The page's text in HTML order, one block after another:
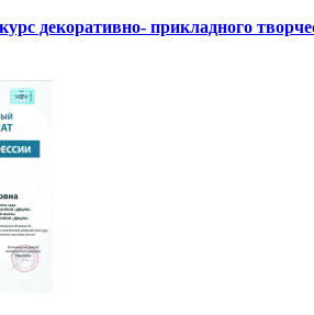
декоративно- прикладного